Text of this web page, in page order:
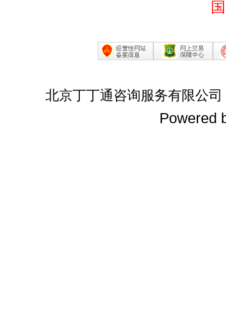
北京丁丁通咨询服务有限公
Powered